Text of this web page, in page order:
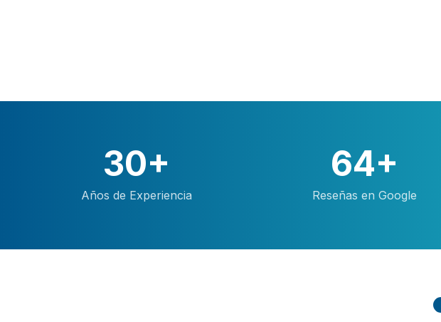
30+
Años de Experiencia
64+
Reseñas en Google